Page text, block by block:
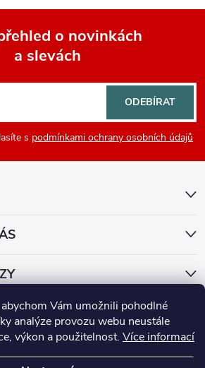
Vám umožnili pohodlné
analýze provozu webu neustále
výkon a použitelnost. Více informací
o novinkách
a slevách
s podmínkami ochrany osobních údajů
ODEBÍRAT
platby